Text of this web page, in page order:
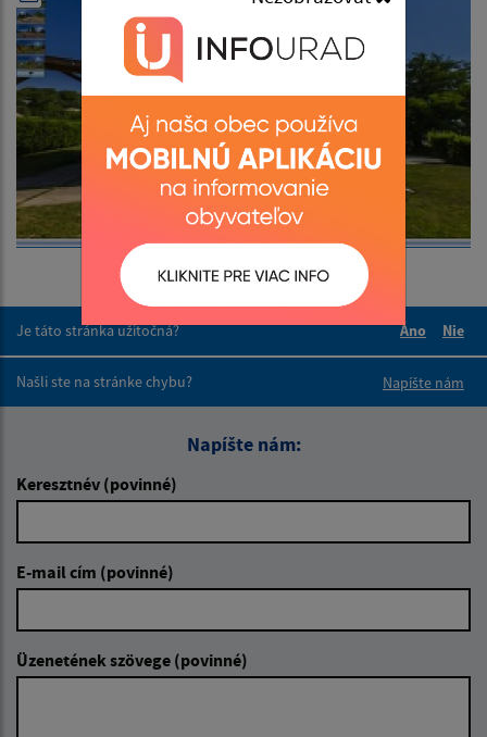
Je táto stránka užitočná?
Áno
Nie
Našli ste na stránke chybu?
Napíšte nám
Napíšte nám:
Keresztnév (povinné)
E-mail cím (povinné)
Üzenetének szövege (povinné)